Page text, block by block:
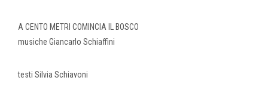
A CENTO METRI COMINCIA IL BOSCO
musiche Giancarlo Schiaffini
testi Silvia Schiavoni